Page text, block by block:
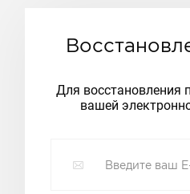
Для восстановления
вашей